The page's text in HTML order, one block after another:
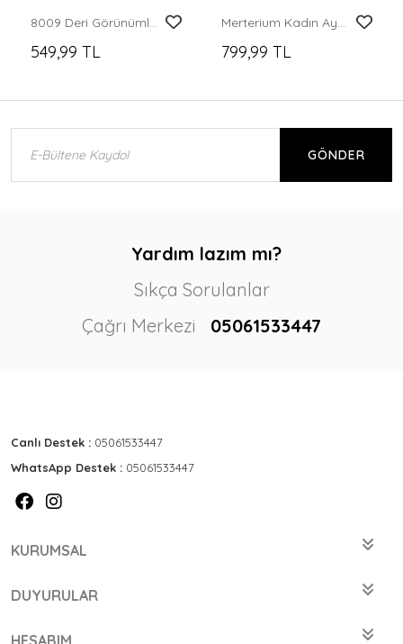
8009 Deri Görünümlü Piliseli Etek - Lila
549,99 TL
Merterium Kadın Ayrobin Uzun Etek 8048 - Bisküvi
799,99 TL
GÖNDER
Yardım lazım mı?
Sıkça Sorulanlar
Çağrı Merkezi
05061533447
Canlı Destek : 05061533447
WhatsApp Destek : 05061533447
KURUMSAL
DUYURULAR
HESABIM